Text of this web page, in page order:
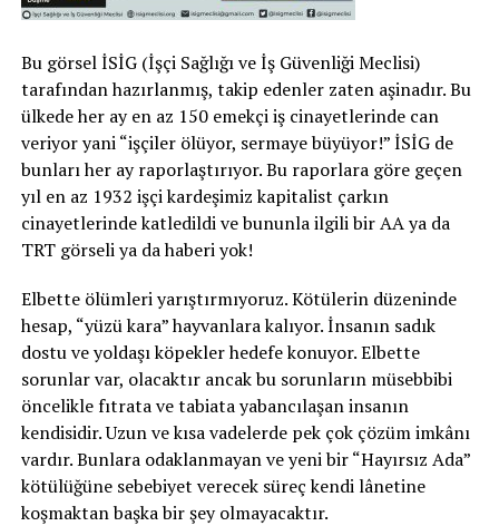
Bu görsel İSİG (İşçi Sağlığı ve İş Güvenliği Meclisi)
tarafından hazırlanmış, takip edenler zaten aşinadır. Bu
ülkede her ay en az 150 emekçi iş cinayetlerinde can
veriyor yani “işçiler ölüyor, sermaye büyüyor!” İSİG de
bunları her ay raporlaştırıyor. Bu raporlara göre geçen
yıl en az 1932 işçi kardeşimiz kapitalist çarkın
cinayetlerinde katledildi ve bununla ilgili bir AA ya da
TRT görseli ya da haberi yok!
Elbette ölümleri yarıştırmıyoruz. Kötülerin düzeninde
hesap, “yüzü kara” hayvanlara kalıyor. İnsanın sadık
dostu ve yoldaşı köpekler hedefe konuyor. Elbette
sorunlar var, olacaktır ancak bu sorunların müsebbibi
öncelikle fıtrata ve tabiata yabancılaşan insanın
kendisidir. Uzun ve kısa vadelerde pek çok çözüm imkânı
vardır. Bunlara odaklanmayan ve yeni bir “Hayırsız Ada”
kötülüğüne sebebiyet verecek süreç kendi lânetine
koşmaktan başka bir şey olmayacaktır.